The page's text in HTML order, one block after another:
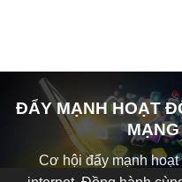
ĐẨY MẠNH HOẠT
Cơ hội đẩy mạnh